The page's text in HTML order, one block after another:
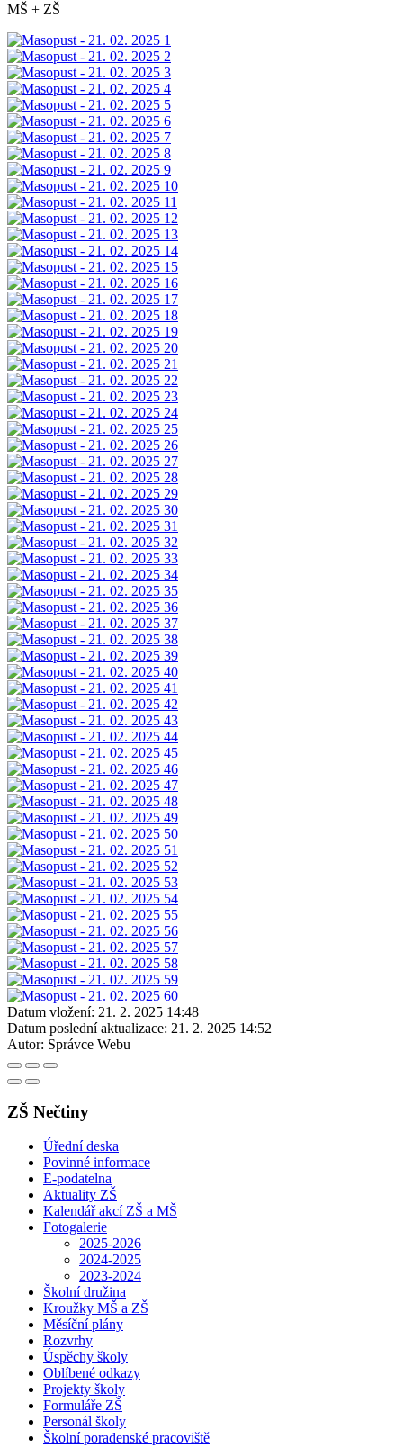
MŠ + ZŠ
Datum vložení: 21. 2. 2025 14:48
Datum poslední aktualizace: 21. 2. 2025 14:52
Autor: Správce Webu
ZŠ Nečtiny
Úřední deska
Povinné informace
E-podatelna
Aktuality ZŠ
Kalendář akcí ZŠ a MŠ
Fotogalerie
2025-2026
2024-2025
2023-2024
Školní družina
Kroužky MŠ a ZŠ
Měsíční plány
Rozvrhy
Úspěchy školy
Oblíbené odkazy
Projekty školy
Formuláře ZŠ
Personál školy
Školní poradenské pracoviště